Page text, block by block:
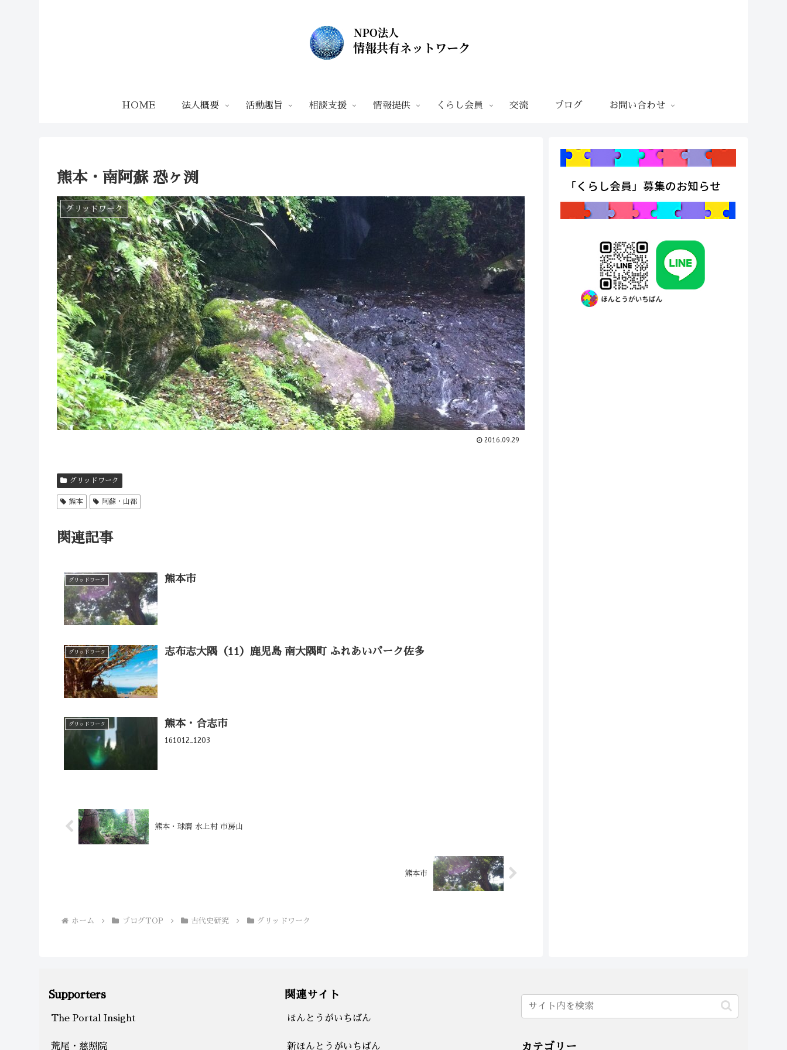
HOME 法人概要 活動趣旨 相談支援 情報提供 くらし会員 交流 ブログ お問い合わせ
熊本・南阿蘇 恐ヶ渕
グリッドワーク
2016.09.29
グリッドワーク
熊本 阿蘇・山都
関連記事
グリッドワーク 熊本市
グリッドワーク 志布志大隅（11）鹿児島 南大隅町 ふれあいパーク佐多
グリッドワーク 熊本・合志市
161012_1203
熊本・球磨 水上村 市房山
熊本市
ホーム ブログTOP 古代史研究 グリッドワーク
Supporters
The Portal Insight
荒尾・慈照院
関連サイト
ほんとうがいちばん
新ほんとうがいちばん カテゴリー